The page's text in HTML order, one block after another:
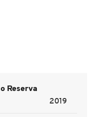
Reserva
2019